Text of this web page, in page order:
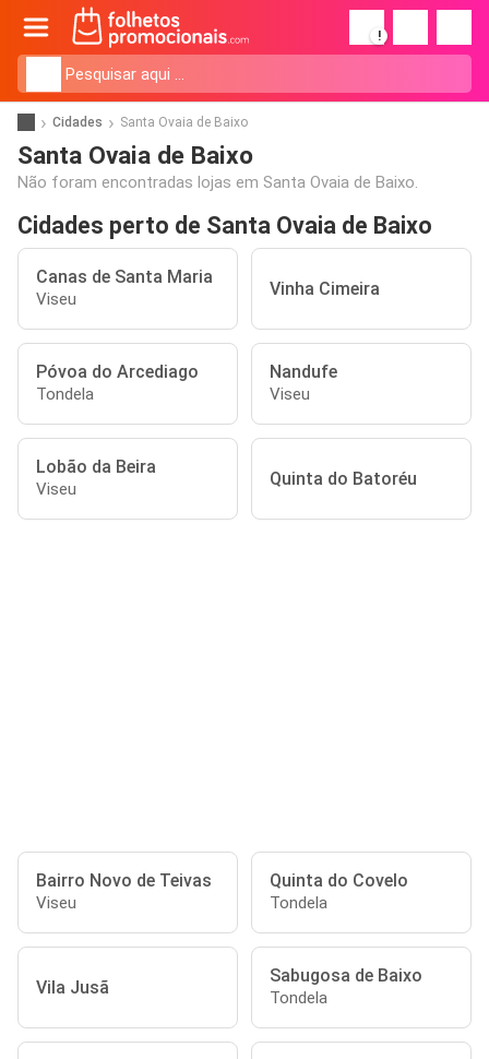
!
Cidades Santa Ovaia de Baixo
Santa Ovaia de Baixo
Não foram encontradas lojas em Santa Ovaia de Baixo.
Cidades perto de Santa Ovaia de Baixo
Canas de Santa Maria
Viseu Vinha Cimeira
Póvoa do Arcediago
Tondela
Nandufe
Viseu
Lobão da Beira
Viseu Quinta do Batoréu
Bairro Novo de Teivas
Viseu
Quinta do Covelo
Tondela
Vila Jusã
Sabugosa de Baixo
Tondela